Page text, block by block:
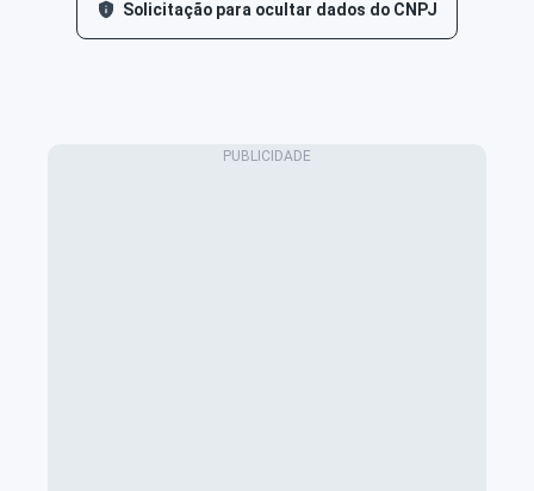
Solicitação para ocultar dados do CNPJ